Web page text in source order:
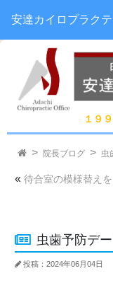
１９
安達カイロプラク
院長ブログ 虫
« 待合室の模様替えを
虫歯予防デー
投稿：2024年06月04日